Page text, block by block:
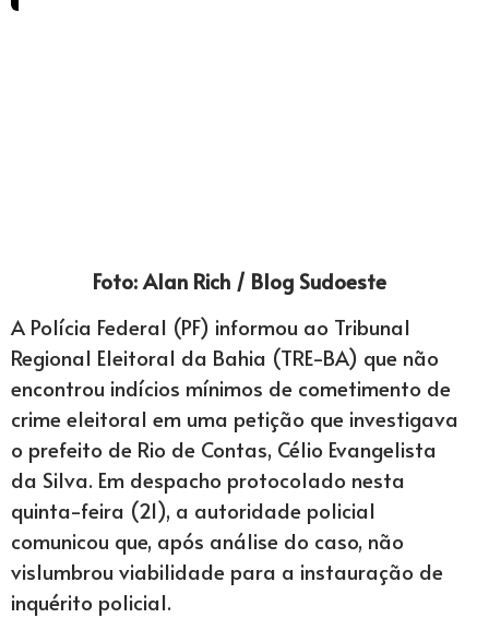
Foto: Alan Rich / Blog Sudoeste
A Polícia Federal (PF) informou ao Tribunal
Regional Eleitoral da Bahia (TRE-BA) que não
encontrou indícios mínimos de cometimento de
crime eleitoral em uma petição que investigava
o prefeito de Rio de Contas, Célio Evangelista
da Silva. Em despacho protocolado nesta
quinta-feira (21), a autoridade policial
comunicou que, após análise do caso, não
vislumbrou viabilidade para a instauração de
inquérito policial.